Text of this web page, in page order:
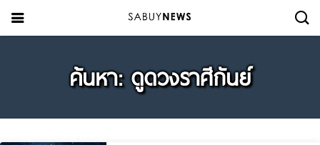
ค้นหา: ดูดวงราศีกันย์